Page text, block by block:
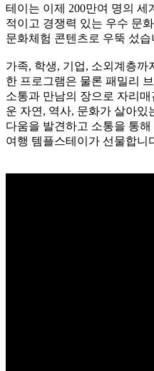
테이는 이제 200만여 명의 세
적이고 경쟁력 있는 우수 문
문화체험 콘텐츠로 우뚝 섰습
가족, 학생, 기업, 소외계층
한 프로그램은 물론 패밀리
소통과 만남의 장으로 자리
운 자연, 역사, 문화가 살아
다움을 발견하고 소통을 통
여행 템플스테이가 선물합니